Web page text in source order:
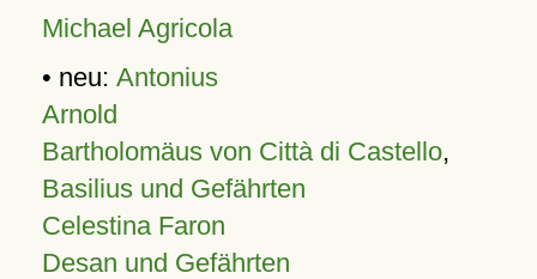
Michael Agricola
• neu: Antonius
Arnold
Bartholomäus von Città di Castello,
Basilius und Gefährten
Celestina Faron
Desan und Gefährten